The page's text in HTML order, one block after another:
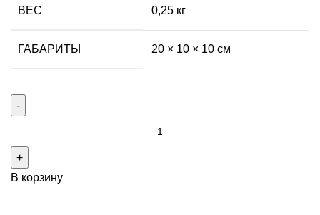
ВЕС 0,25 кг
ГАБАРИТЫ 20 × 10 × 10 см
В корзину